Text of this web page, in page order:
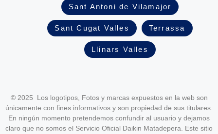
Sant Antoni de Vilamajor
Sant Cugat Valles Terrassa
Llinars Valles
© 2025 Los logotipos, Fotos y marcas expuestos en la web son
únicamente con fines informativos y son propiedad de sus titulares.
En ningún momento pretendemos confundir al usuario y dejamos
claro que no somos el Servicio Oficial Daikin Matadepera. Este sitio